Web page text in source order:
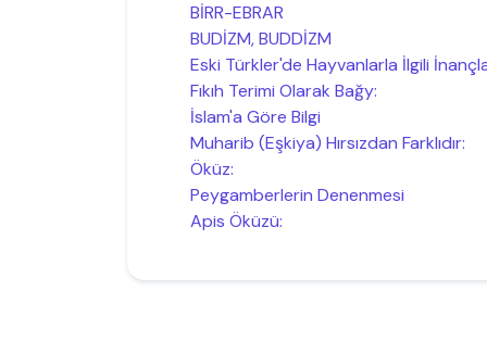
BİRR-EBRAR
BUDİZM, BUDDİZM
Eski Türkler'de Hayvanlarla İlgili
Fıkıh Terimi Olarak Bağy:
İslam'a Göre Bilgi
Muharib (Eşkiya) Hırsızdan Farklıdır:
Öküz:
Peygamberlerin Denenmesi
Apis Öküzü: